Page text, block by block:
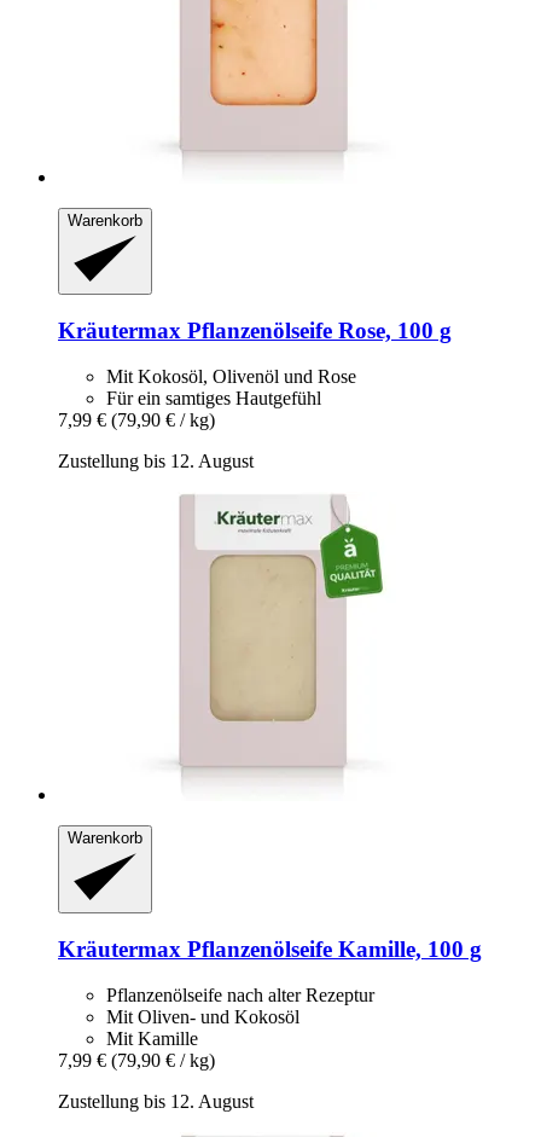
Warenkorb
Kräutermax Pflanzenölseife Rose, 100 g
Mit Kokosöl, Olivenöl und Rose
Für ein samtiges Hautgefühl
7,99 € (79,90 € / kg)
Zustellung bis 12. August
Warenkorb
Kräutermax Pflanzenölseife Kamille, 100 g
Pflanzenölseife nach alter Rezeptur
Mit Oliven- und Kokosöl
Mit Kamille
7,99 € (79,90 € / kg)
Zustellung bis 12. August